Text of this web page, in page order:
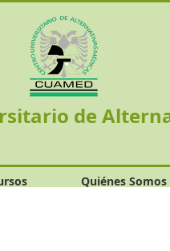
de
Quiénes Somos